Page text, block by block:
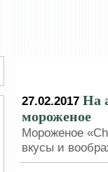
27.02.2017 На
мороженое
Мороженое
вкусы и